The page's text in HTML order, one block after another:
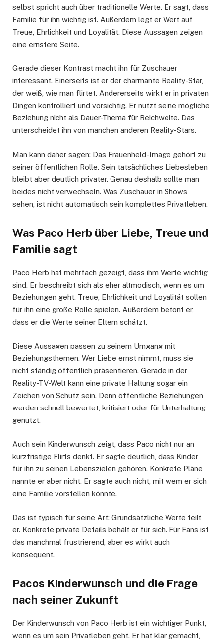
selbst spricht auch über traditionelle Werte. Er sagt, dass
Familie für ihn wichtig ist. Außerdem legt er Wert auf
Treue, Ehrlichkeit und Loyalität. Diese Aussagen zeigen
eine ernstere Seite.
Gerade dieser Kontrast macht ihn für Zuschauer
interessant. Einerseits ist er der charmante Reality-Star,
der weiß, wie man flirtet. Andererseits wirkt er in privaten
Dingen kontrolliert und vorsichtig. Er nutzt seine mögliche
Beziehung nicht als Dauer-Thema für Reichweite. Das
unterscheidet ihn von manchen anderen Reality-Stars.
Man kann daher sagen: Das Frauenheld-Image gehört zu
seiner öffentlichen Rolle. Sein tatsächliches Liebesleben
bleibt aber deutlich privater. Genau deshalb sollte man
beides nicht verwechseln. Was Zuschauer in Shows
sehen, ist nicht automatisch sein komplettes Privatleben.
Was Paco Herb über Liebe, Treue und
Familie sagt
Paco Herb hat mehrfach gezeigt, dass ihm Werte wichtig
sind. Er beschreibt sich als eher altmodisch, wenn es um
Beziehungen geht. Treue, Ehrlichkeit und Loyalität sollen
für ihn eine große Rolle spielen. Außerdem betont er,
dass er die Werte seiner Eltern schätzt.
Diese Aussagen passen zu seinem Umgang mit
Beziehungsthemen. Wer Liebe ernst nimmt, muss sie
nicht ständig öffentlich präsentieren. Gerade in der
Reality-TV-Welt kann eine private Haltung sogar ein
Zeichen von Schutz sein. Denn öffentliche Beziehungen
werden schnell bewertet, kritisiert oder für Unterhaltung
genutzt.
Auch sein Kinderwunsch zeigt, dass Paco nicht nur an
kurzfristige Flirts denkt. Er sagte deutlich, dass Kinder
für ihn zu seinen Lebenszielen gehören. Konkrete Pläne
nannte er aber nicht. Er sagte auch nicht, mit wem er sich
eine Familie vorstellen könnte.
Das ist typisch für seine Art: Grundsätzliche Werte teilt
er. Konkrete private Details behält er für sich. Für Fans ist
das manchmal frustrierend, aber es wirkt auch
konsequent.
Pacos Kinderwunsch und die Frage
nach seiner Zukunft
Der Kinderwunsch von Paco Herb ist ein wichtiger Punkt,
wenn es um sein Privatleben geht. Er hat klar gemacht,